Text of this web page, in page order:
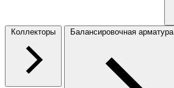
Коллекторы Балансировочная арматура